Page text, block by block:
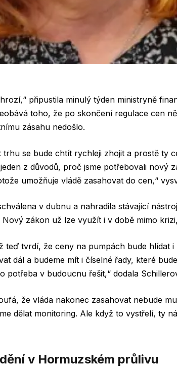
připustila minulý týden ministryně
toho, že po skončení regulace cen
zásahu nedošlo.
trhu se bude chtít rychleji zhojit a prostě ty
z důvodů, proč jsme potřebovali nový
umožňuje vládě zasahovat do cen,“
v dubnu a nahradila stávající
zákon už lze využít i v době mimo
teď tvrdí, že ceny na pumpách bude hlídat
dál a budeme mít i číselné řady, které
potřeba v budoucnu řešit,“ dodala
že vláda nakonec zasahovat nebude
dělat monitoring. Ale když to vystřelí, ty
v Hormuzském průlivu